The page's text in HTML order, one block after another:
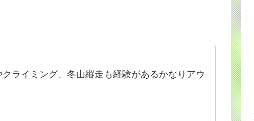
ライミング、冬山縦走も経験があるかなりアウ